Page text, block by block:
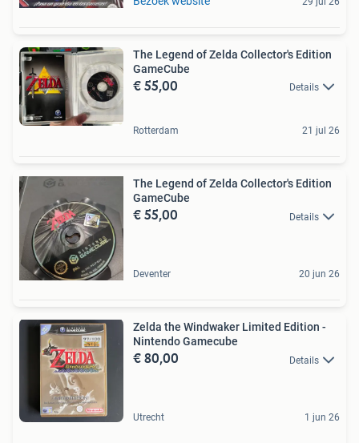
The Legend of Zelda Collector's Edition
GameCube
€ 55,00 Details
Rotterdam 21 jul 26
The Legend of Zelda Collector's Edition
GameCube
€ 55,00 Details
Deventer 20 jun 26
Zelda the Windwaker Limited Edition -
Nintendo Gamecube
€ 80,00 Details
Utrecht 1 jun 26